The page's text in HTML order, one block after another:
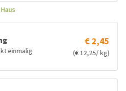
einmalig
€ 2,45
(€ 12,25/ kg)